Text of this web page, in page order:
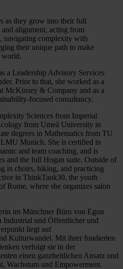
as they grow into their full
alignment, acting from
navigating complexity with
their unique path to make
world.
a Leadership Advisory Services
Prior to that, she worked as a
McKinsey & Company and as a
focused consultancy.
Sciences from Imperial
from Umeå University in
degrees in Mathematics from TU
Munich. She is certified in
and team coaching, and is
and the full Hogan suite. Outside of
in choirs, hiking, and practicing
in ThinkTank30, the youth
Rome, where she organizes salon
im Münchner Büro von Egon
Industrial und Öffentlicher und
liegt auf
Kulturwandel. Mit ihrer fundierten
verfolgt sie in der
einen ganzheitlichen Ansatz und
Wachstum und Empowerment.